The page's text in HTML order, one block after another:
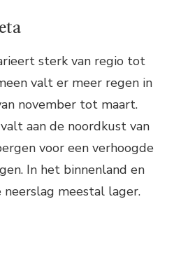
sterk van regio tot
valt er meer regen in
november tot maart.
aan de noordkust van
voor een verhoogde
In het binnenland en
neerslag meestal lager.